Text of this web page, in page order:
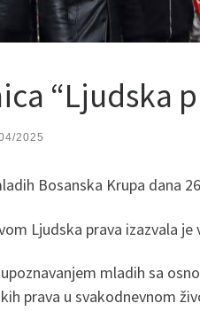
“Ljudska
2025
Bosanska Krupa dana
Ljudska prava izazvala
mladih sa
prava u svakodnevnom